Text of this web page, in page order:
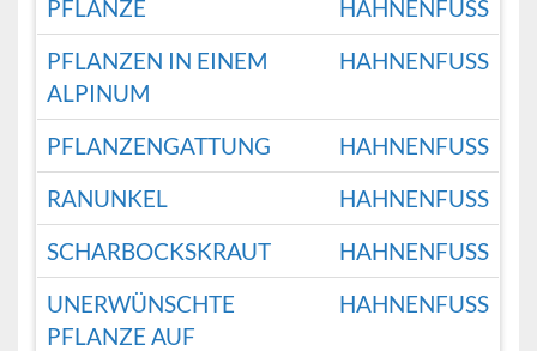
PFLANZE
HAHNENFUSS
PFLANZEN IN EINEM
ALPINUM
HAHNENFUSS
PFLANZENGATTUNG
HAHNENFUSS
RANUNKEL
HAHNENFUSS
SCHARBOCKSKRAUT
HAHNENFUSS
UNERWÜNSCHTE
PFLANZE AUF
HAHNENFUSS